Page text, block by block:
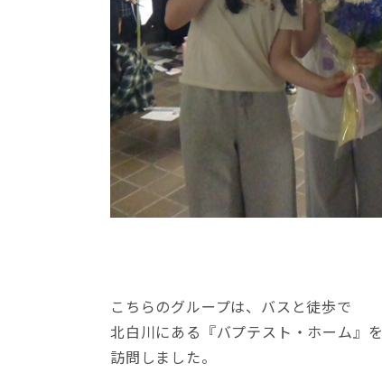
こちらのグループは、バスと徒歩で
北白川にある『バプテスト・ホーム』を
訪問しました。